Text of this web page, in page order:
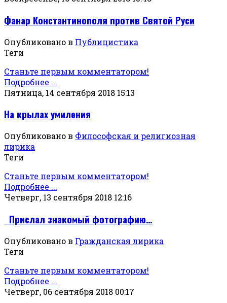
Фанар Константинополя против Святой Руси
Опубликовано в Публицистика
Теги
Станьте первым комментатором!
Подробнее ...
Пятница, 14 сентября 2018 15:13
На крылах умиления
Опубликовано в Философская и религиозная
лирика
Теги
Станьте первым комментатором!
Подробнее ...
Четверг, 13 сентября 2018 12:16
Прислал знакомый фотографию…
Опубликовано в Гражданская лирика
Теги
Станьте первым комментатором!
Подробнее ...
Четверг, 06 сентября 2018 00:17